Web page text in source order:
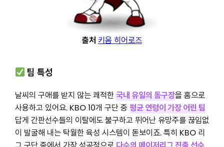
출처 키움 히어로즈
팀 특성
날씨의 구애를 받지 않는 쾌적한국내 유일의 돔구장을 홈으로
사용하고 있어요. KBO 10개 구단 중 평균 연령이 가장 어린 팀
답게 간판선수들의 이탈에도 불구하고 뛰어난 유망주를 끊임없
이 발굴해 내는 탁월한 육성 시스템이 돋보이죠. 특히 KBO 리